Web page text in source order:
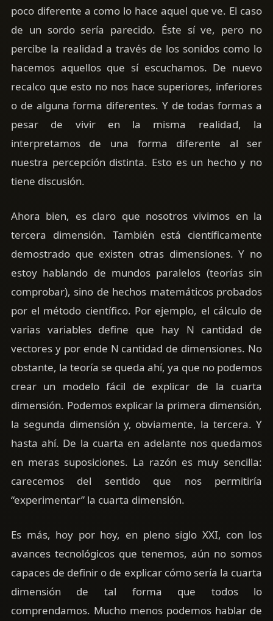
poco diferente a como lo hace aquel que ve. El caso
de un sordo sería parecido. Éste sí ve, pero no
percibe la realidad a través de los sonidos como lo
hacemos aquellos que sí escuchamos. De nuevo
recalco que esto no nos hace superiores, inferiores
o de alguna forma diferentes. Y de todas formas a
pesar de vivir en la misma realidad, la
interpretamos de una forma diferente al ser
nuestra percepción distinta. Esto es un hecho y no
tiene discusión.
Ahora bien, es claro que nosotros vivimos en la
tercera dimensión. También está científicamente
demostrado que existen otras dimensiones. Y no
estoy hablando de mundos paralelos (teorías sin
comprobar), sino de hechos matemáticos probados
por el método científico. Por ejemplo, el cálculo de
varias variables define que hay N cantidad de
vectores y por ende N cantidad de dimensiones. No
obstante, la teoría se queda ahí, ya que no podemos
crear un modelo fácil de explicar de la cuarta
dimensión. Podemos explicar la primera dimensión,
la segunda dimensión y, obviamente, la tercera. Y
hasta ahí. De la cuarta en adelante nos quedamos
en meras suposiciones. La razón es muy sencilla:
carecemos del sentido que nos permitiría
“experimentar” la cuarta dimensión.
Es más, hoy por hoy, en pleno siglo XXI, con los
avances tecnológicos que tenemos, aún no somos
capaces de definir o de explicar cómo sería la cuarta
dimensión de tal forma que todos lo
comprendamos. Mucho menos podemos hablar de